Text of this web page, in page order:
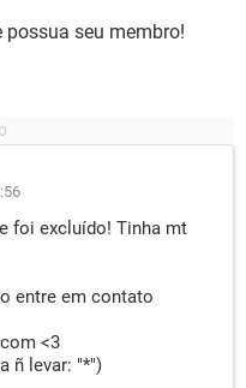
possua seu membro!
foi excluído! Tinha mt
entre em contato
<3
ñ levar: "*")